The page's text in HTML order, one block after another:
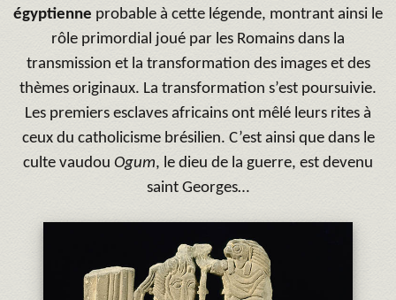
égyptienne probable à cette légende, montrant ainsi le
rôle primordial joué par les Romains dans la
transmission et la transformation des images et des
thèmes originaux. La transformation s’est poursuivie.
Les premiers esclaves africains ont mêlé leurs rites à
ceux du catholicisme brésilien. C’est ainsi que dans le
culte vaudou Ogum, le dieu de la guerre, est devenu
saint Georges…